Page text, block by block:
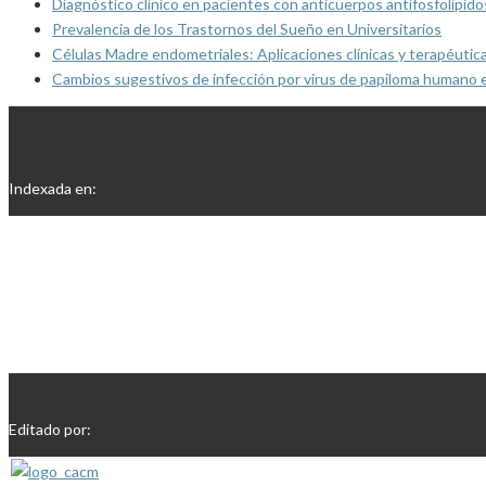
Diagnóstico clínico en pacientes con anticuerpos
Prevalencia de los Trastornos del Sueño en Universitarios
Células Madre endometriales: Aplicaciones clínicas y
Cambios sugestivos de infección por virus de papiloma
Indexada en:
Editado por: